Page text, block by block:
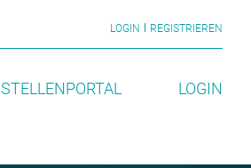
LOGIN REGISTRIEREN
STELLENPORTAL LOGIN